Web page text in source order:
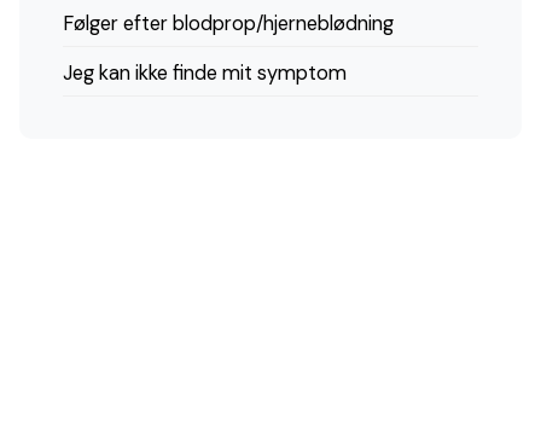
Følger efter blodprop/hjerneblødning
Jeg kan ikke finde mit symptom